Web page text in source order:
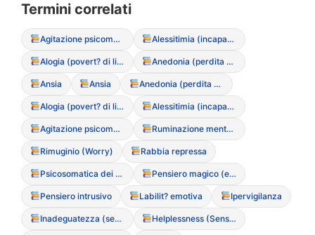
Termini correlati
Agitazione psicomotoria Alessitimia (incapacit? di verbalizzare le emozioni)
Alogia (povert? di linguaggio) Anedonia (perdita di interesse/piacere)
Ansia Ansia Anedonia (perdita di interesse/piacere)
Alogia (povert? di linguaggio) Alessitimia (incapacit? di verbalizzare le emozioni)
Agitazione psicomotoria Ruminazione mentale (Rumination)
Rimuginio (Worry) Rabbia repressa
Psicosomatica dei disturbi alimentari Pensiero magico (es: “se mangio questo, succeder? una catastrofe”)
Pensiero intrusivo Labilit? emotiva Ipervigilanza
Inadeguatezza (sentimento di) Helplessness (Senso di impotenza appresa)